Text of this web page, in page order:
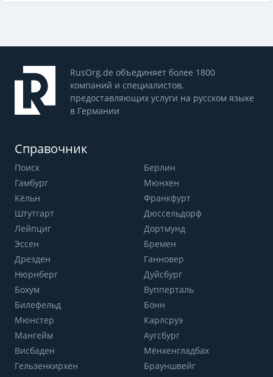
RusOrg.de объединяет более 1800
компаний и специалистов,
предоставляющих услуги на русском языке
в Германии
Справочник
Поиск
Берлин
Гамбург
Мюнхен
Кёльн
Франкфурт
Штутгарт
Дюссельдорф
Лейпциг
Дортмунд
Эссен
Бремен
Дрезден
Ганновер
Нюрнберг
Дуйсбург
Бохум
Вупперталь
Билефельд
Бонн
Мюнстер
Карлсруэ
Мангейм
Аугсбург
Висбаден
Мёнхенгладбах
Гельзенкирхен
Брауншвейг